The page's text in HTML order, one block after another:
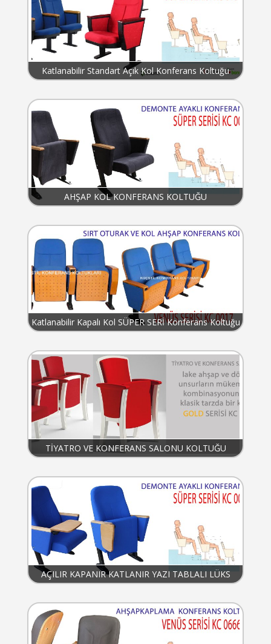
Katlanabilir Standart Açık Kol Konferans Koltuğu
AHŞAP KOL KONFERANS KOLTUĞU
Katlanabilir Kapalı Kol SÜPER SERİ Konferans Koltuğu
TİYATRO VE KONFERANS SALONU KOLTUĞU
AÇILIR KAPANIR KATLANIR YAZI TABLALI LÜKS